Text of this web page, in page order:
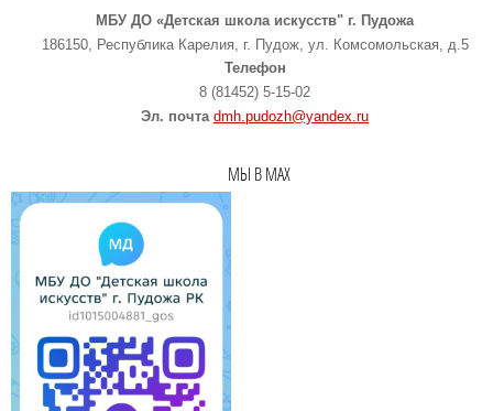
МБУ ДО «Детская школа искусств" г. Пудожа
186150, Республика Карелия, г. Пудож, ул. Комсомольская, д.5
Телефон
8 (81452) 5-15-02
Эл. почта dmh.pudozh@yandex.ru
МЫ В MAX